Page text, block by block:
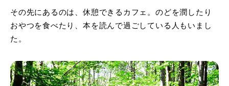
その先にあるのは、休憩できるカフェ。のどを潤したり
おやつを食べたり、本を読んで過ごしている人もいまし
た。